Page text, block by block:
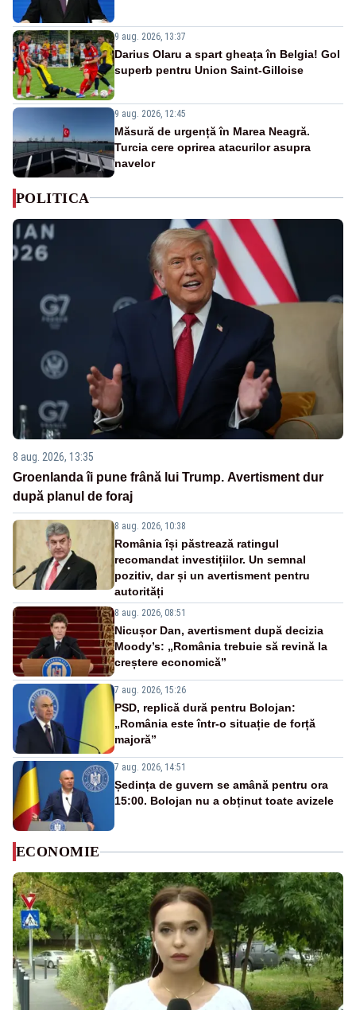
9 aug. 2026, 13:37
Darius Olaru a spart gheața în Belgia! Gol
superb pentru Union Saint-Gilloise
9 aug. 2026, 12:45
Măsură de urgență în Marea Neagră.
Turcia cere oprirea atacurilor asupra
navelor
POLITICA
8 aug. 2026, 13:35
Groenlanda îi pune frână lui Trump. Avertisment dur
după planul de foraj
8 aug. 2026, 10:38
România își păstrează ratingul
recomandat investițiilor. Un semnal
pozitiv, dar și un avertisment pentru
autorități
8 aug. 2026, 08:51
Nicușor Dan, avertisment după decizia
Moody’s: „România trebuie să revină la
creștere economică”
7 aug. 2026, 15:26
PSD, replică dură pentru Bolojan:
„România este într-o situație de forță
majoră”
7 aug. 2026, 14:51
Ședința de guvern se amână pentru ora
15:00. Bolojan nu a obținut toate avizele
ECONOMIE